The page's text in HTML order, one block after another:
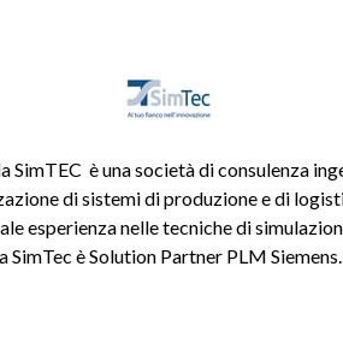
SimTEC è una società di consulenza
di sistemi di produzione e di
esperienza nelle tecniche di
SimTec è Solution Partner PLM Siemens.